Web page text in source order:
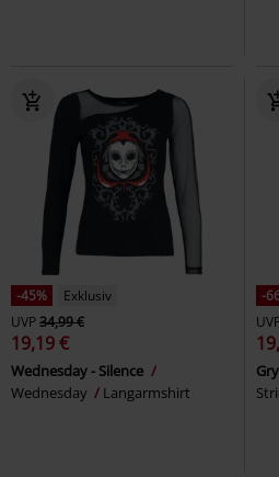
-45%
Exklusiv
UVP34,99 €
19,19 €
Wednesday - Silence
Wednesday
Langarmshirt
-